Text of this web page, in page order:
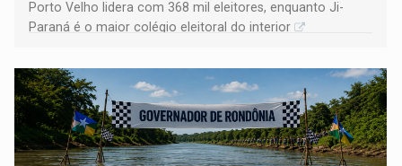
Porto Velho lidera com 368 mil eleitores, enquanto Ji-
Paraná é o maior colégio eleitoral do interior